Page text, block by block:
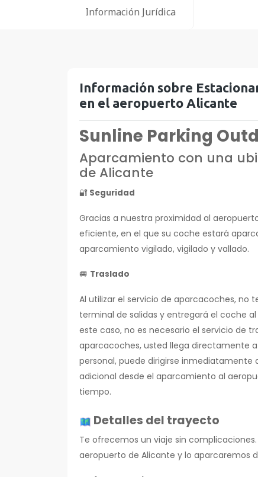
Información Jurídica
Información sobre
en el aeropuerto Alicante
Sunline Parking
Aparcamiento con una
de Alicante
🔐 Seguridad
Gracias a nuestra proximidad al
eficiente, en el que su coche estará
aparcamiento vigilado, vigilado y vallado.
🚐 Traslado
Al utilizar el servicio de aparcacoches, no
terminal de salidas y entregará el coche
este caso, no es necesario el servicio de
aparcacoches, usted llega directamente
personal, puede dirigirse inmediatamente
adicional desde el aparcamiento al
tiempo.
Detalles del trayecto
Te ofrecemos un viaje sin
aeropuerto de Alicante y lo aparcaremos